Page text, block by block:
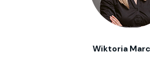
Wiktoria